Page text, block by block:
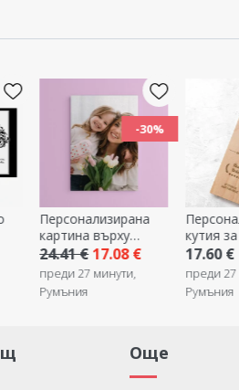
-30%
Персонализирана
картина върху
платно с
фотография
24.41 €17.08 €
преди 27 минути,
Румъния
кутия
доброто...
17.60 €
преди 27
Румъния
Още